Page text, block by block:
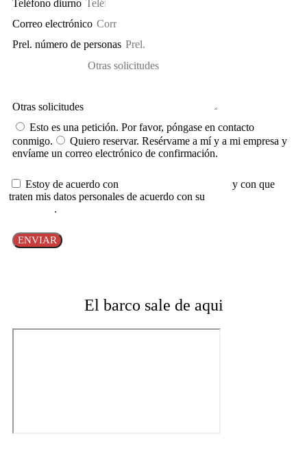
Teléfono diurno
Correo electrónico
Prel. número de personas
Otras solicitudes
Esto es una petición. Por favor, póngase en contacto
conmigo.
Quiero reservar. Resérvame a mí y a mi empresa y
envíame un correo electrónico de confirmación.
Estoy de acuerdo con
y con que
traten mis datos personales de acuerdo con su
.
ENVIAR
El barco sale de aqui